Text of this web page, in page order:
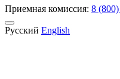
Приемная комиссия: 8
Русский English